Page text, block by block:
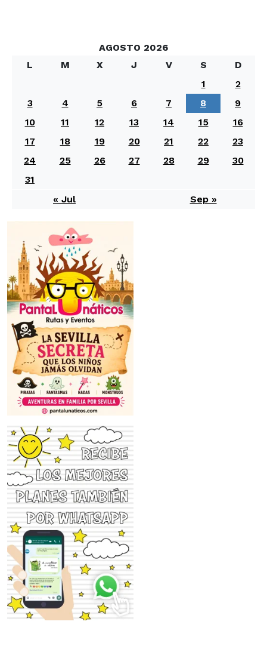
AGOSTO 2026
L
M X J V S
D
1
2
3
4 5 6 7 8
9
10
11 12 13 14 15
16
17
18 19 20 21 22
23
24
25 26 27 28 29
30
31
« Jul
Sep »